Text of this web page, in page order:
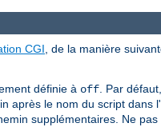
CGI , de la manière
définie à off . Par
après le nom du script dans
supplémentaires. Ne